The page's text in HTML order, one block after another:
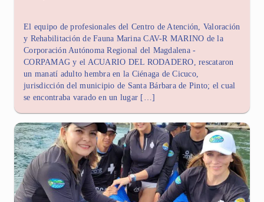
El equipo de profesionales del Centro de Atención, Valoración
y Rehabilitación de Fauna Marina CAV-R MARINO de la
Corporación Autónoma Regional del Magdalena -
CORPAMAG y el ACUARIO DEL RODADERO, rescataron
un manatí adulto hembra en la Ciénaga de Cicuco,
jurisdicción del municipio de Santa Bárbara de Pinto; el cual
se encontraba varado en un lugar […]